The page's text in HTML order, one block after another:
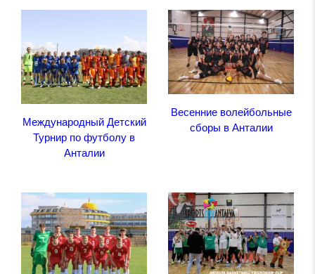
Международный Детский
Турнир по футболу в
Анталии
Весенние волейбольные
сборы в Анталии